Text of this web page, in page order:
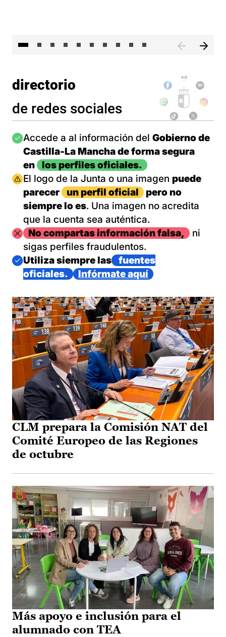
directorio
de redes sociales
Imagen
Accede a al información del Gobierno de
Castilla-La Mancha de forma segura
en
los perfiles oficiales.
Imagen
El logo de la Junta o una imagen puede
parecer
un perfil oficial
pero no
siempre lo es. Una imagen no acredita
que la cuenta sea auténtica.
ImagenNo compartas información falsa,
ni
sigas perfiles fraudulentos.
Imagen
Utiliza siempre las
fuentes
oficiales.
Infórmate aquí
CLM prepara la Comisión NAT del
Comité Europeo de las Regiones
de octubre
Más apoyo e inclusión para el
alumnado con TEA